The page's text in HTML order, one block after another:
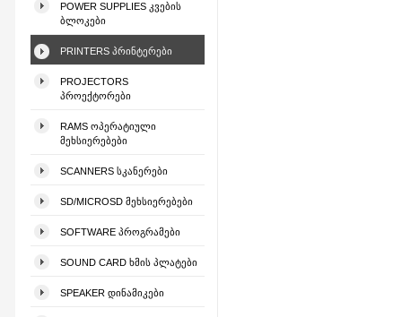
POWER SUPPLIES ᲙᲕᲔᲑᲘᲡ
ᲑᲚᲝᲙᲔᲑᲘ
PRINTERS ᲞᲠᲘᲜᲢᲔᲠᲔᲑᲘ
PROJECTORS
ᲞᲠᲝᲔᲥᲢᲝᲠᲔᲑᲘ
RAMS ᲝᲞᲔᲠᲐᲢᲘᲣᲚᲘ
ᲛᲔᲮᲡᲘᲔᲠᲔᲑᲔᲑᲘ
SCANNERS ᲡᲙᲐᲜᲔᲠᲔᲑᲘ
SD/MICROSD ᲛᲔᲮᲡᲘᲔᲠᲔᲑᲔᲑᲘ
SOFTWARE ᲞᲠᲝᲒᲠᲐᲛᲔᲑᲘ
SOUND CARD ᲮᲛᲘᲡ ᲞᲚᲐᲢᲔᲑᲘ
SPEAKER ᲓᲘᲜᲐᲛᲘᲙᲔᲑᲘ